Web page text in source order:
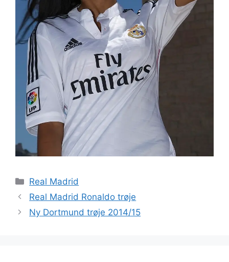
Kategorier
Real Madrid
Real Madrid Ronaldo trøje
Ny Dortmund trøje 2014/15